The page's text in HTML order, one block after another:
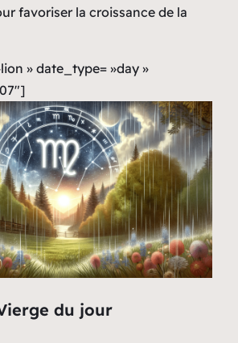
favoriser la croissance de la
» date_type= »day »
du jour